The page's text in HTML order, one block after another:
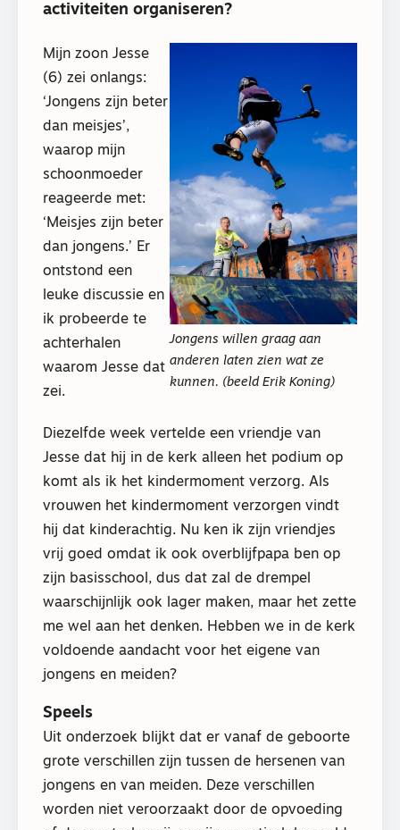
activiteiten organiseren?
Jongens willen graag aan
anderen laten zien wat ze
kunnen. (beeld Erik Koning)
Mijn zoon Jesse
(6) zei onlangs:
‘Jongens zijn beter
dan meisjes’,
waarop mijn
schoonmoeder
reageerde met:
‘Meisjes zijn beter
dan jongens.’ Er
ontstond een
leuke discussie en
ik probeerde te
achterhalen
waarom Jesse dat
zei.
Diezelfde week vertelde een vriendje van
Jesse dat hij in de kerk alleen het podium op
komt als ik het kindermoment verzorg. Als
vrouwen het kindermoment verzorgen vindt
hij dat kinderachtig. Nu ken ik zijn vriendjes
vrij goed omdat ik ook overblijfpapa ben op
zijn basisschool, dus dat zal de drempel
waarschijnlijk ook lager maken, maar het zette
me wel aan het denken. Hebben we in de kerk
voldoende aandacht voor het eigene van
jongens en meiden?
Speels
Uit onderzoek blijkt dat er vanaf de geboorte
grote verschillen zijn tussen de hersenen van
jongens en van meiden. Deze verschillen
worden niet veroorzaakt door de opvoeding